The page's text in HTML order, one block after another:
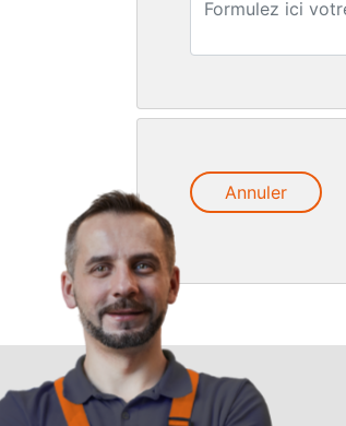
Annuler